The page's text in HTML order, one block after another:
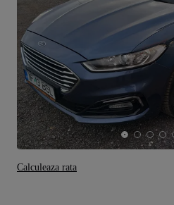
Calculeaza rata